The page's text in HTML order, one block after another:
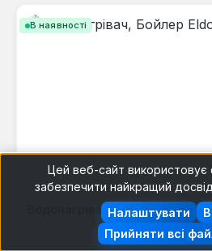
В наявності
Водонагрівач, Бойлер Eldom
Цей веб-сайт
забезпечити найкращий
Налаштувати
Прийняти всі